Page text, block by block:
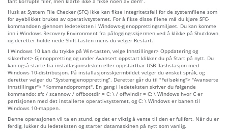
Husk at System File Checker (SFC) ikke kan fikse integritetsfeil for de systemfilene som
for øyeblikket brukes av operativsystemet. For å fikse disse filene må du kjøre SFC-
kommandoen gjennom ledeteksten i Windows-gjenopprettingsmiljøet. Du kan komme
inn i Windows Recovery Environment fra påloggingsskjermen ved å klikke på Shutdown
og deretter holde nede Shift-tasten mens du velger Restart.
I Windows 10 kan du trykke på Win-tasten, velge Innstillinger> Oppdatering og
sikkerhet> Gjenoppretting og under Avansert oppstart klikker du på Start på nytt. Du
kan også starte fra installasjonsdisken eller oppstartbar USB-flashstasjon med
Windows 10-distribusjon. På installasjonsskjermbildet velger du ønsket språk, og
deretter velger du “Systemgjenoppretting”. Deretter går du til "Feilsøking"> "Avanserte
innstillinger"> "Kommandoprompt". En gang i ledeteksten skriver du følgende
kommando: sfc / scannow / offbootdir = C: \ / offwindir = C: \ Windows hvor C er
partisjonen med det installerte operativsystemet, og C: \ Windows er banen til
Windows 10-mappen.
Denne operasjonen vil ta en stund, og det er viktig å vente til den er fullført. Når du er
ferdig, lukker du ledeteksten og starter datamaskinen på nytt som vanlig.